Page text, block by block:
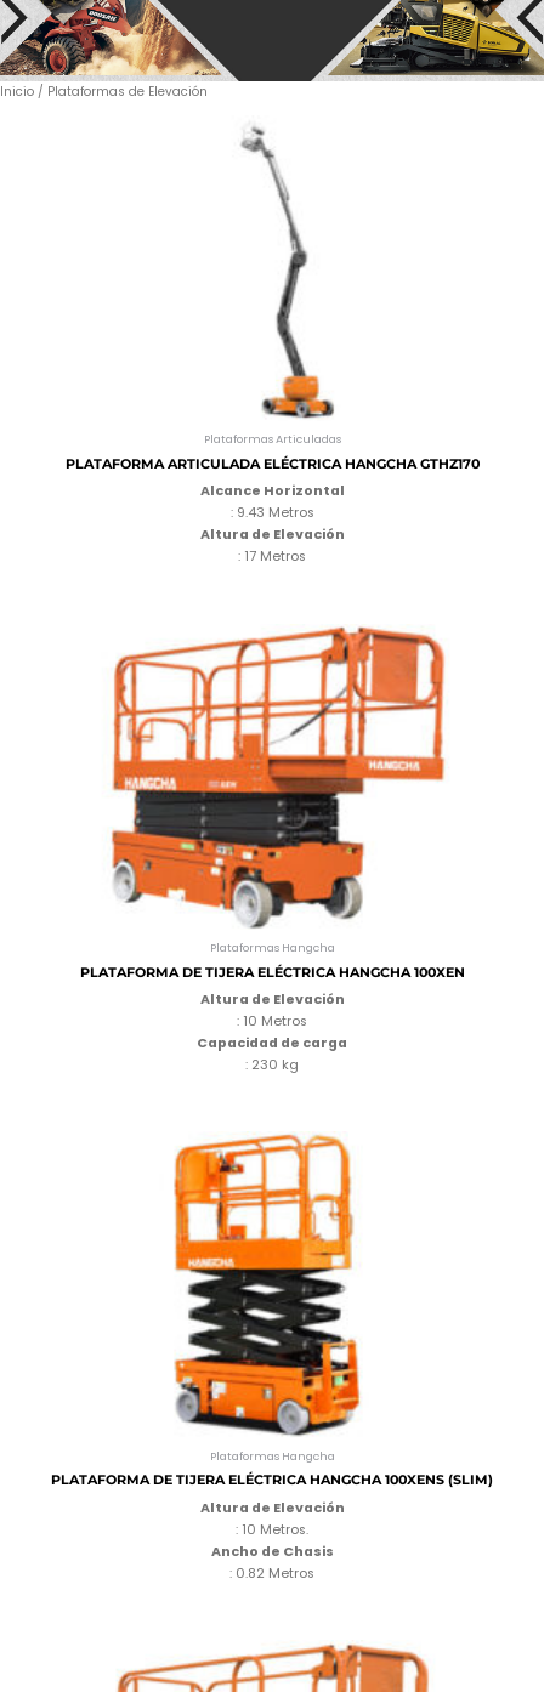
Inicio / Plataformas de Elevación
Plataformas Articuladas
PLATAFORMA ARTICULADA ELÉCTRICA HANGCHA GTHZ170
Alcance Horizontal
: 9.43 Metros
Altura de Elevación
: 17 Metros
Plataformas Hangcha
PLATAFORMA DE TIJERA ELÉCTRICA HANGCHA 100XEN
Altura de Elevación
: 10 Metros
Capacidad de carga
: 230 kg
Plataformas Hangcha
PLATAFORMA DE TIJERA ELÉCTRICA HANGCHA 100XENS (SLIM)
Altura de Elevación
: 10 Metros.
Ancho de Chasis
: 0.82 Metros